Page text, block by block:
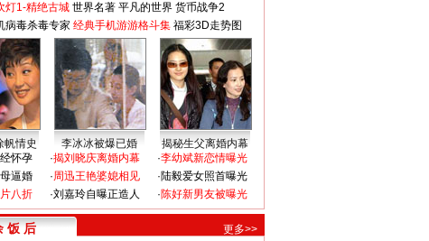
灯1-精绝古城 世界名著 平凡的世界 货币战争2
病毒杀毒专家 经典手机游游格斗集 福彩3D走势图
帆情史 李冰冰被爆已婚
揭秘生父离婚内幕
怀孕
逼婚
八折
·揭刘晓庆离婚内幕
·周迅王艳婆媳相见
·刘嘉玲自曝正造人
·李幼斌新恋情曝光
·陆毅爱女照首曝光
·陈好新男友被曝光
饭 后
更多>>